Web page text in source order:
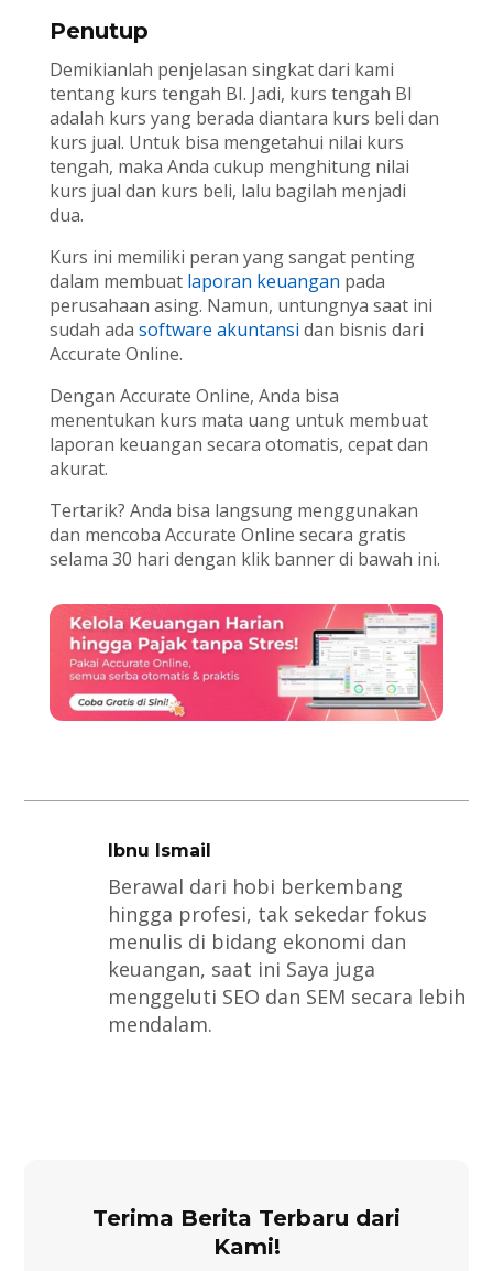
Penutup
Demikianlah penjelasan singkat dari kami
tentang kurs tengah BI. Jadi, kurs tengah BI
adalah kurs yang berada diantara kurs beli dan
kurs jual. Untuk bisa mengetahui nilai kurs
tengah, maka Anda cukup menghitung nilai
kurs jual dan kurs beli, lalu bagilah menjadi
dua.
Kurs ini memiliki peran yang sangat penting
dalam membuat laporan keuangan pada
perusahaan asing. Namun, untungnya saat ini
sudah ada software akuntansi dan bisnis dari
Accurate Online.
Dengan Accurate Online, Anda bisa
menentukan kurs mata uang untuk membuat
laporan keuangan secara otomatis, cepat dan
akurat.
Tertarik? Anda bisa langsung menggunakan
dan mencoba Accurate Online secara gratis
selama 30 hari dengan klik banner di bawah ini.
Ibnu Ismail
Berawal dari hobi berkembang
hingga profesi, tak sekedar fokus
menulis di bidang ekonomi dan
keuangan, saat ini Saya juga
menggeluti SEO dan SEM secara lebih
mendalam.
Terima Berita Terbaru dari
Kami!